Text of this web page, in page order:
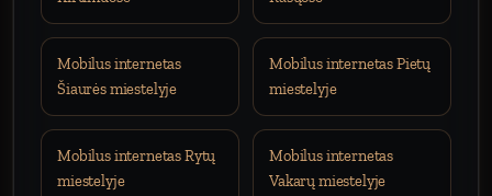
Mobilus internetas
Šiaurės miestelyje
Mobilus internetas Pietų
miestelyje
Mobilus internetas Rytų
miestelyje
Mobilus internetas
Vakarų miestelyje